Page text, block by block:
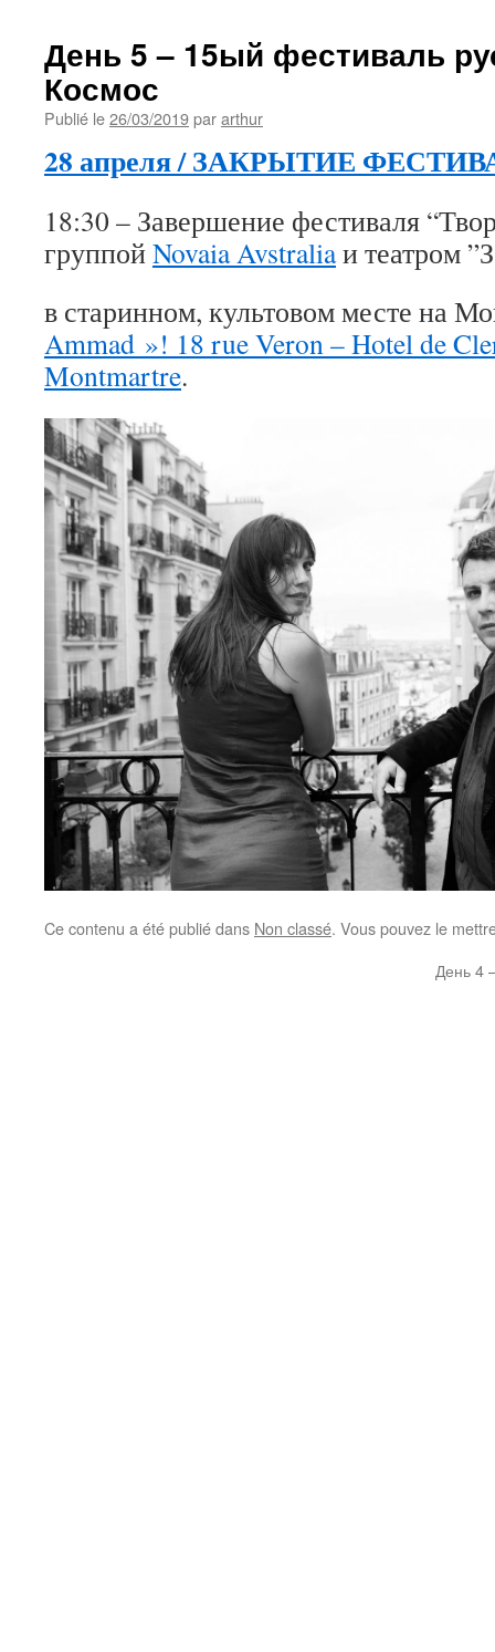
День 5 – 15ый фестиваль
Космос
Publié le26/03/2019pararthur
28 апреля / ЗАКРЫТИЕ
18:30 – Завершение фестиваля
группойNovaia Avstraliaи театром
в старинном, культовом месте на
Ammad »! 18 rue Veron – Hotel de
Montmartre.
Ce contenu a été publié dans Non classé. Vous pouvez le
День 4